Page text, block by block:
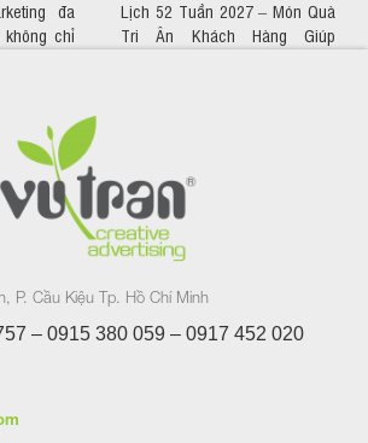
365
đa
không chỉ
Lịch 52 Tuần 2027 – Món Quà
Tri Ân Khách Hàng Giúp
P. Cầu Kiệu Tp. Hồ Chí Minh
– 0915 380 059 – 0917 452 020